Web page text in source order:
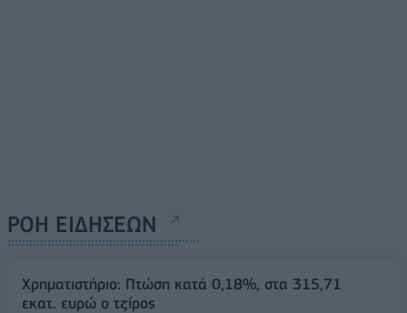
ΡΟΗ ΕΙΔΗΣΕΩΝ
Χρηματιστήριο: Πτώση κατά 0,18%, στα 315,71
εκατ. ευρώ ο τζίρος